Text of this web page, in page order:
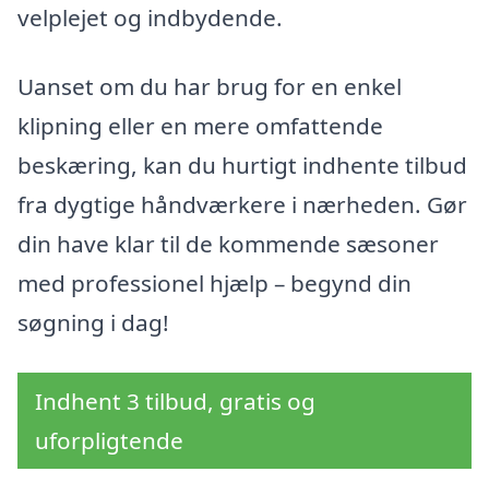
velplejet og indbydende.
Uanset om du har brug for en enkel
klipning eller en mere omfattende
beskæring, kan du hurtigt indhente tilbud
fra dygtige håndværkere i nærheden. Gør
din have klar til de kommende sæsoner
med professionel hjælp – begynd din
søgning i dag!
Indhent 3 tilbud, gratis og
uforpligtende